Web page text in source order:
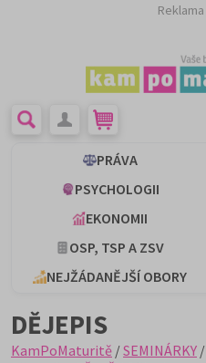
Reklama
PRÁVA
PSYCHOLOGII
EKONOMII
OSP, TSP A ZSV
NEJŽÁDANĚJŠÍ OBORY
DĚJEPIS
KamPoMaturitě /SEMINÁRKY /